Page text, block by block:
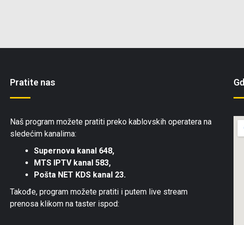
Pratite nas
Naš program možete pratiti preko kablovskih operatera na
sledećim kanalima:
Supernova kanal 648,
MTS IPTV kanal 583,
Pošta NET KDS kanal 23.
Takođe, program možete pratiti i putem live stream
prenosa klikom na taster ispod: